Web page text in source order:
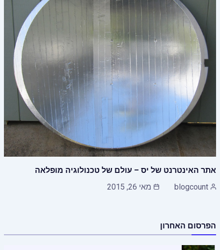
אתר האינטרנט של יס – עולם של טכנולוגיה מופלאה
blogcount
מאי 26, 2015
הפרסום האחרון